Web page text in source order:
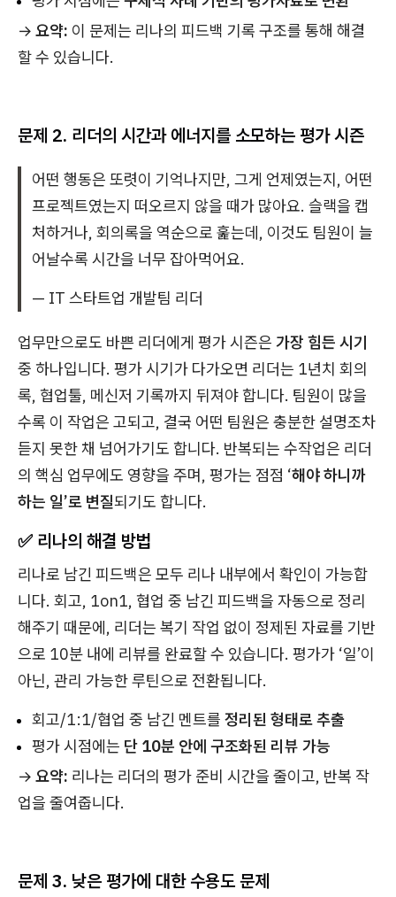
→ 요약: 이 문제는 리나의 피드백 기록 구조를 통해 해결
할 수 있습니다.
문제 2. 리더의 시간과 에너지를 소모하는 평가 시즌
어떤 행동은 또렷이 기억나지만, 그게 언제였는지, 어떤
프로젝트였는지 떠오르지 않을 때가 많아요. 슬랙을 캡
처하거나, 회의록을 역순으로 훑는데, 이것도 팀원이 늘
어날수록 시간을 너무 잡아먹어요.
— IT 스타트업 개발팀 리더
업무만으로도 바쁜 리더에게 평가 시즌은 가장 힘든 시기
중 하나입니다. 평가 시기가 다가오면 리더는 1년치 회의
록, 협업툴, 메신저 기록까지 뒤져야 합니다. 팀원이 많을
수록 이 작업은 고되고, 결국 어떤 팀원은 충분한 설명조차
듣지 못한 채 넘어가기도 합니다. 반복되는 수작업은 리더
의 핵심 업무에도 영향을 주며, 평가는 점점 ‘해야 하니까
하는 일’로 변질되기도 합니다.
✅ 리나의 해결 방법
리나로 남긴 피드백은 모두 리나 내부에서 확인이 가능합
니다. 회고, 1on1, 협업 중 남긴 피드백을 자동으로 정리
해주기 때문에, 리더는 복기 작업 없이 정제된 자료를 기반
으로 10분 내에 리뷰를 완료할 수 있습니다. 평가가 ‘일’이
아닌, 관리 가능한 루틴으로 전환됩니다.
회고/1:1/협업 중 남긴 멘트를 정리된 형태로 추출
평가 시점에는 단 10분 안에 구조화된 리뷰 가능
→ 요약: 리나는 리더의 평가 준비 시간을 줄이고, 반복 작
업을 줄여줍니다.
문제 3. 낮은 평가에 대한 수용도 문제